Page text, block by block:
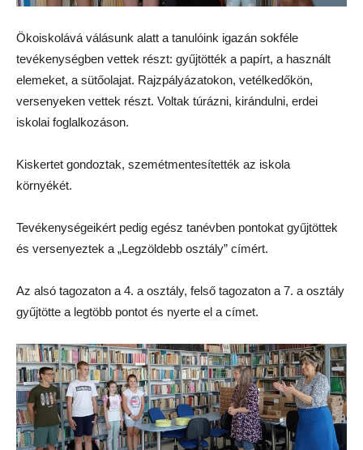
Ökoiskolává válásunk alatt a tanulóink igazán sokféle
tevékenységben vettek részt: gyűjtötték a papírt, a használt
elemeket, a sütőolajat. Rajzpályázatokon, vetélkedőkön,
versenyeken vettek részt. Voltak túrázni, kirándulni, erdei
iskolai foglalkozáson.
Kiskertet gondoztak, szemétmentesítették az iskola
környékét.
Tevékenységeikért pedig egész tanévben pontokat gyűjtöttek
és versenyeztek a „Legzöldebb osztály” címért.
Az alsó tagozaton a 4. a osztály, felső tagozaton a 7. a osztály
gyűjtötte a legtöbb pontot és nyerte el a címet.